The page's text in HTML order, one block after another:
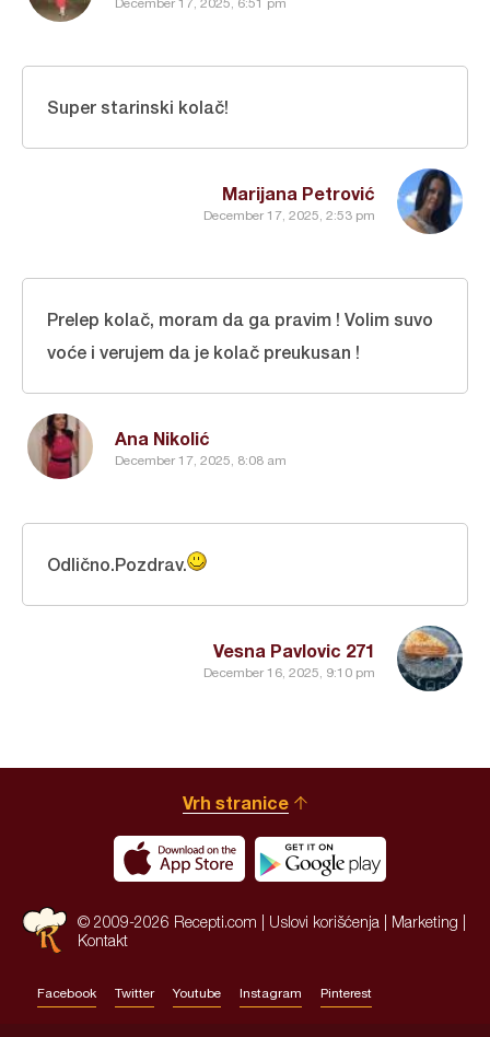
December 17, 2025, 6:51 pm
Marijana Petrović
December 17, 2025, 2:53 pm
Super starinski kolač!
Ana Nikolić
December 17, 2025, 8:08 am
Prelep kolač, moram da ga pravim ! Volim suvo
voće i verujem da je kolač preukusan !
Vesna Pavlovic 271
December 16, 2025, 9:10 pm
Odlično.Pozdrav.
Vrh stranice
© 2009-2026 Recepti.com | Uslovi korišćenja Marketing
Kontakt
Facebook Twitter Youtube Instagram Pinterest